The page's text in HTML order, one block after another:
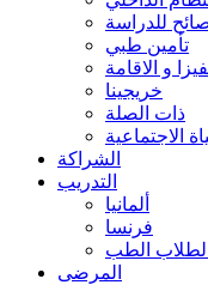
للدراسة
تأمين طبي
و الاقامة
خريجينا
ذات الصلة
الاجتماعية
الشراكة
التدريب
ألمانيا
فرنسا
لطلاب الطب
المرضى